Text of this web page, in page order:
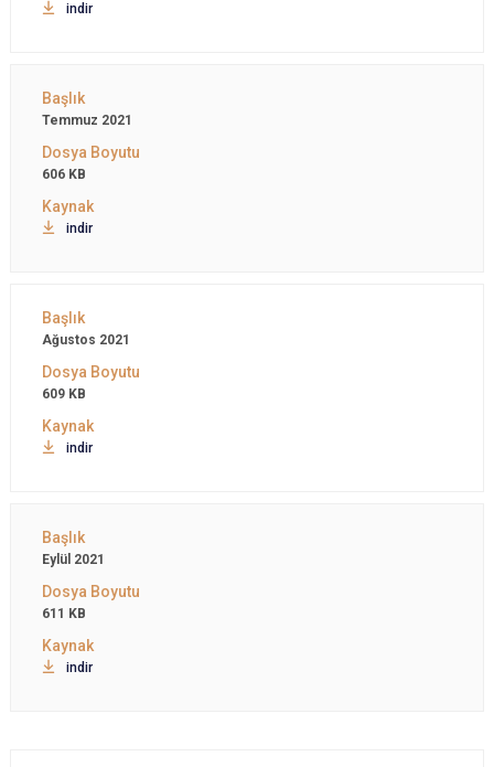
indir
Temmuz 2021
606 KB
indir
Ağustos 2021
609 KB
indir
Eylül 2021
611 KB
indir